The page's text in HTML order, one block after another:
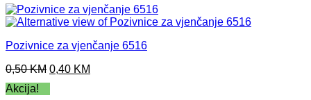
Pozivnice za vjenčanje 6516
0,50KM Original
price
was:
0,40 KM
Akcija!